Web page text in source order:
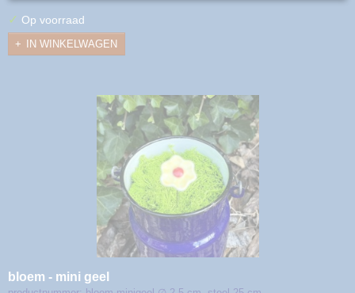
✓ Op voorraad
IN WINKELWAGEN
bloem - mini geel